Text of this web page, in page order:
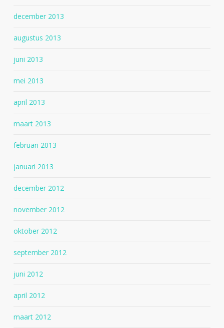
december 2013
augustus 2013
juni 2013
mei 2013
april 2013
maart 2013
februari 2013
januari 2013
december 2012
november 2012
oktober 2012
september 2012
juni 2012
april 2012
maart 2012